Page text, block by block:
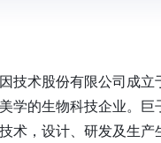
技术股份有限公司成立
学的生物科技企业。巨
术，设计、研发及生产